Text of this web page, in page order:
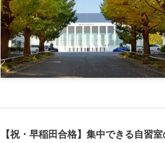
【祝・早稲田合格】集中できる自習